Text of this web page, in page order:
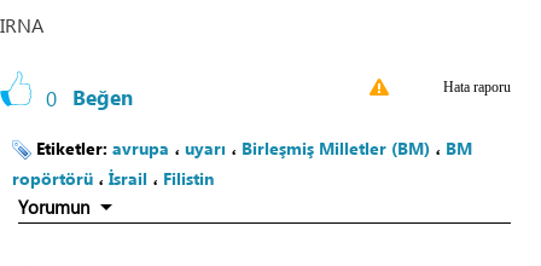
IRNA
0 Beğen Hata raporu
Etiketler: avrupa ، uyarı ، Birleşmiş Milletler (BM) ، BM
ropörtörü ، İsrail ، Filistin
Yorumun